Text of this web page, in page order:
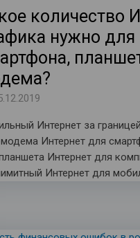
количество
нужно для
Интернет за
Интернет для
Интернет для
Интернет для